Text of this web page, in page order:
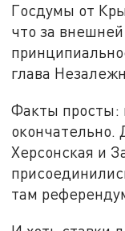
Госдумы от
что за
глава
Факты просты:
окончательно.
Херсонская и
там